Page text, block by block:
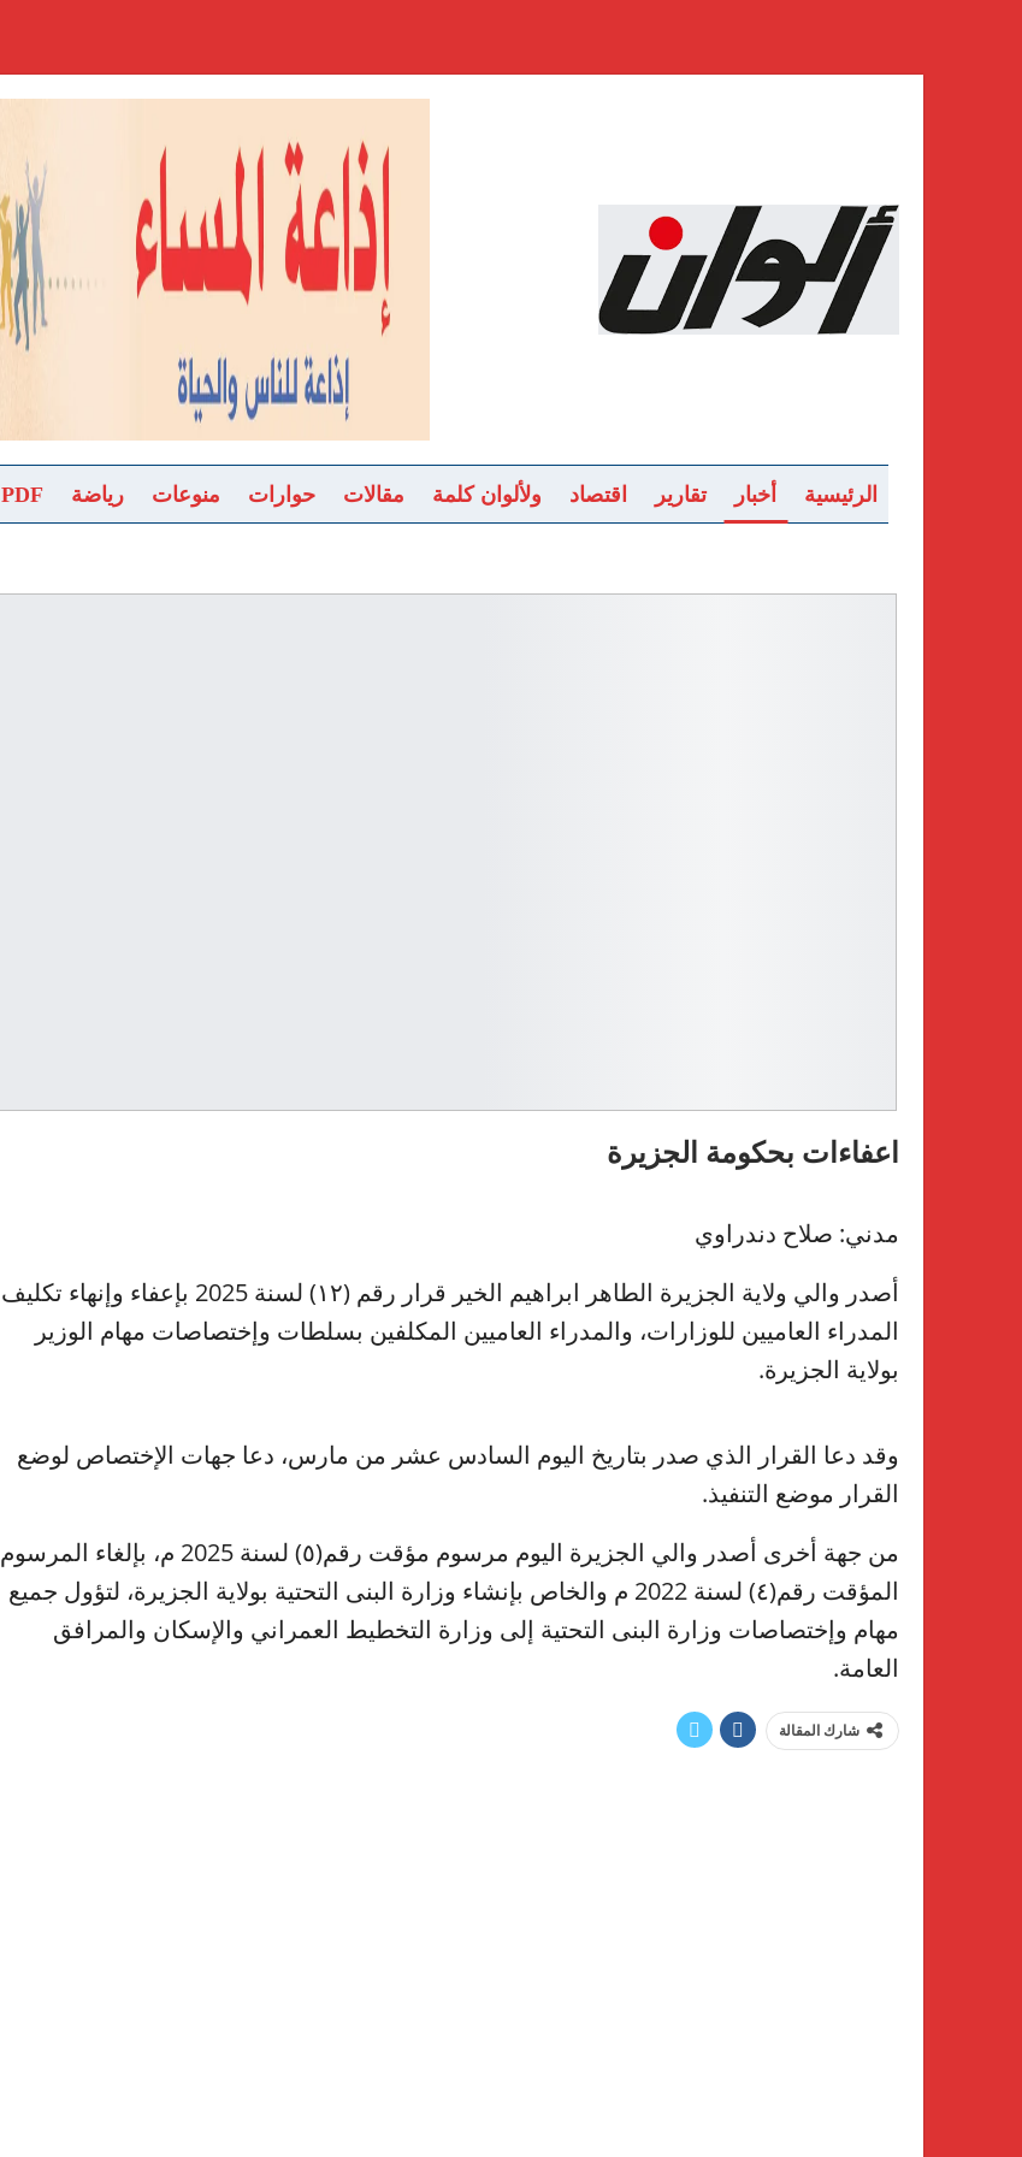
الرئيسية أخبار تقارير اقتصاد ولألوان كلمة مقالات حوارات منوعات رياضة PDF
اعفاءات بحكومة الجزيرة
مدني: صلاح دندراوي
أصدر والي ولاية الجزيرة الطاهر ابراهيم الخير قرار رقم (١٢) لسنة 2025 بإعفاء وإنهاء تكليف
المدراء العاميين للوزارات، والمدراء العاميين المكلفين بسلطات وإختصاصات مهام الوزير
بولاية الجزيرة.
وقد دعا القرار الذي صدر بتاريخ اليوم السادس عشر من مارس، دعا جهات الإختصاص لوضع
القرار موضع التنفيذ.
من جهة أخرى أصدر والي الجزيرة اليوم مرسوم مؤقت رقم(٥) لسنة 2025 م، بإلغاء المرسوم
المؤقت رقم(٤) لسنة 2022 م والخاص بإنشاء وزارة البنى التحتية بولاية الجزيرة، لتؤول جميع
مهام وإختصاصات وزارة البنى التحتية إلى وزارة التخطيط العمراني والإسكان والمرافق
العامة.
شارك المقالة